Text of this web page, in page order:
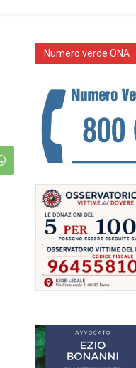
Numero verde ONA